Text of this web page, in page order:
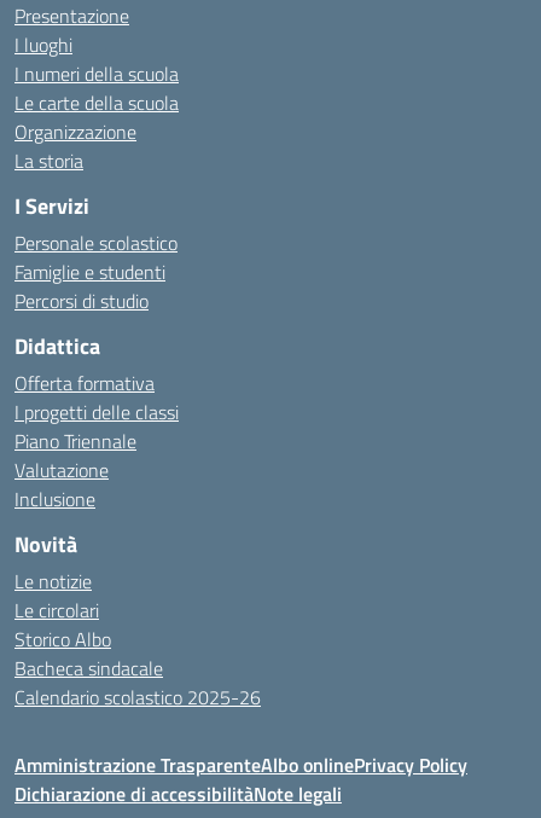
Presentazione
I luoghi
I numeri della scuola
Le carte della scuola
Organizzazione
La storia
I Servizi
Personale scolastico
Famiglie e studenti
Percorsi di studio
Didattica
Offerta formativa
I progetti delle classi
Piano Triennale
Valutazione
Inclusione
Novità
Le notizie
Le circolari
Storico Albo
Bacheca sindacale
Calendario scolastico 2025-26
Amministrazione TrasparenteAlbo onlinePrivacy Policy
Dichiarazione di accessibilitàNote legali